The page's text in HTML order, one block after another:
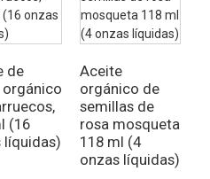
de
orgánico
(16
líquidas)
Aceite
orgánico de
semillas de
rosa mosqueta
118 ml (4
onzas líquidas)